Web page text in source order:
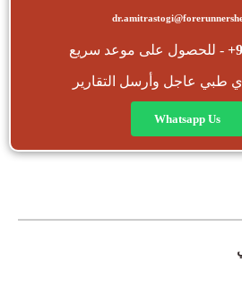
للحصول على موعد سريع -
Whatsapp Us